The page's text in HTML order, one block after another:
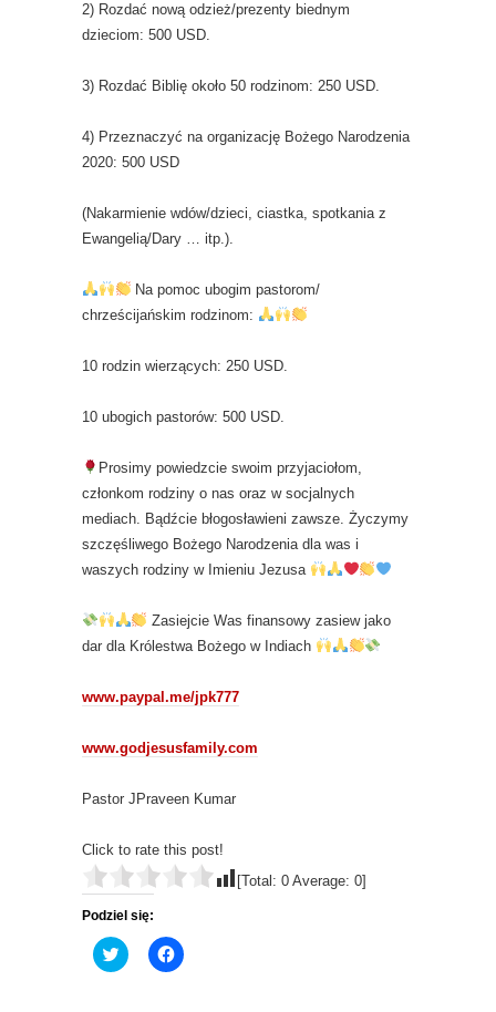
2) Rozdać nową odzież/prezenty biednym
dzieciom: 500 USD.
3) Rozdać Biblię około 50 rodzinom: 250 USD.
4) Przeznaczyć na organizację Bożego Narodzenia
2020: 500 USD
(Nakarmienie wdów/dzieci, ciastka, spotkania z
Ewangelią/Dary … itp.).
Na pomoc ubogim pastorom/
chrześcijańskim rodzinom:
10 rodzin wierzących: 250 USD.
10 ubogich pastorów: 500 USD.
Prosimy powiedzcie swoim przyjaciołom,
członkom rodziny o nas oraz w socjalnych
mediach. Bądźcie błogosławieni zawsze. Życzymy
szczęśliwego Bożego Narodzenia dla was i
waszych rodziny w Imieniu Jezusa
Zasiejcie Was finansowy zasiew jako
dar dla Królestwa Bożego w Indiach
www.paypal.me/jpk777
www.godjesusfamily.com
Pastor JPraveen Kumar
Click to rate this post!
[Total: 0 Average: 0]
Podziel się:
C
l
C
l